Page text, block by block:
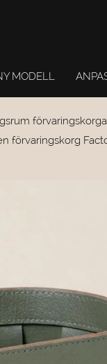
MODELL
förvaringskorg